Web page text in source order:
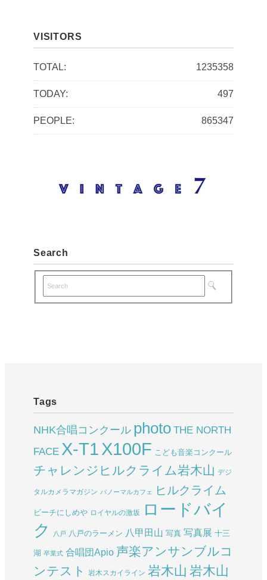
h
e
VISITORS
1235358
TOTAL:
497
TODAY:
865347
PEOPLE:
Search
Tags
NHK合唱コンクール photo THE NORTH
FACE X-T1X100F こども音楽コンクール
チャレンジヒルクライム岩木山 デジ
タルカメラマガジン パノーマルカフェ ヒルクライム
ビーチにしめや ロイヤルの激坂
ロードバイ
ク
八戸 八戸のラーメン 八甲田山 写真 写真展 十三
湖 卒業式 合唱団Apio 声楽アンサンブルコ
ンテスト
岩木スカイライン 岩木山 岩木山